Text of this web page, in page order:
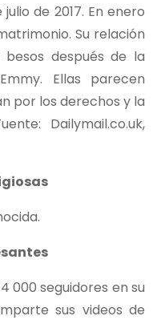
de 2017. En enero
Su relación
después de la
Ellas parecen
por los derechos y la
Dailymail.co.uk,
000 seguidores en su
sus videos de